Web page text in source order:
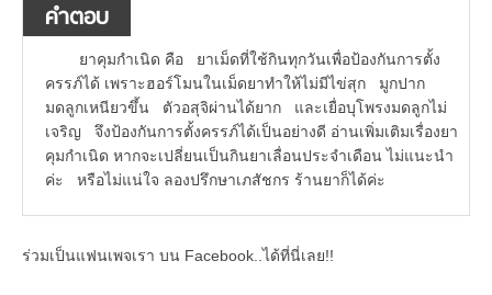
คำตอบ
ยาคุมกำเนิด คือ ยาเม็ดที่ใช้กินทุกวันเพื่อป้องกันการตั้ง
ครรภ์ได้ เพราะฮอร์โมนในเม็ดยาทำให้ไม่มีไข่สุก มูกปาก
มดลูกเหนียวขึ้น ตัวอสุจิผ่านได้ยาก และเยื่อบุโพรงมดลูกไม่
เจริญ จึงป้องกันการตั้งครรภ์ได้เป็นอย่างดี อ่านเพิ่มเติมเรื่องยา
คุมกำเนิด หากจะเปลี่ยนเป็นกินยาเลื่อนประจำเดือน ไม่แนะนำ
ค่ะ หรือไม่แน่ใจ ลองปรึกษาเภสัชกร ร้านยาก็ได้ค่ะ
ร่วมเป็นแฟนเพจเรา บน Facebook..ได้ที่นี่เลย!!